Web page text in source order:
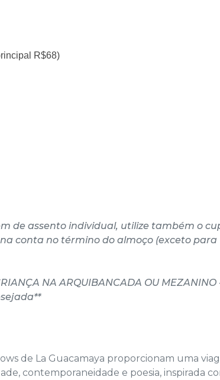
R$68)
de assento individual, utilize também o
conta no término do almoço (exceto para
NA ARQUIBANCADA OU MEZANINO
de La Guacamaya proporcionam uma
contemporaneidade e poesia, inspirada